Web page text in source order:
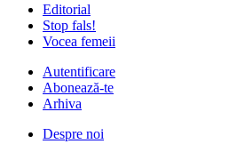
Editorial
Stop fals!
Vocea femeii
Autentificare
Abonează-te
Arhiva
Despre noi